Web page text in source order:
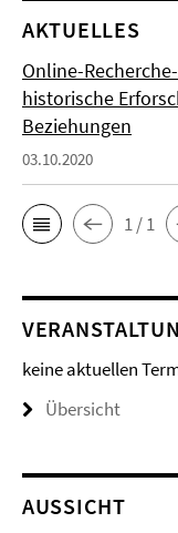
AKTUELLES
Online-
historische
Beziehungen
03.10.2020
1 / 1
keine aktuellen
Übersicht
AUSSICHT